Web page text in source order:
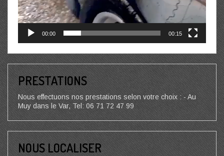
00:00 00:15
PRESTATIONS
Nous effectuons nos prestations selon votre choix : - Au
Muy dans le Var, Tel: 06 71 72 47 99
NOUS LOCALISER